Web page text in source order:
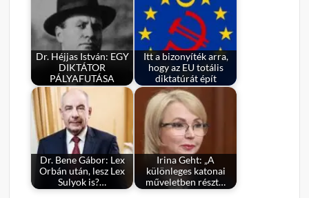
Dr. Héjjas István: EGY
DIKTÁTOR
PÁLYAFUTÁSA
Itt a bizonyíték arra,
hogy az EU totális
diktatúrát épít
Dr. Bene Gábor: Lex
Orbán után, lesz Lex
Sulyok is?…
Irina Geht: „A
különleges katonai
műveletben részt…